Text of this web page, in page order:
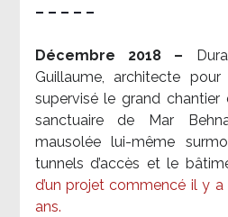
– – – – –
Décembre 2018 –
Guillaume, architecte
supervisé le grand
sanctuaire de Mar
mausolée lui-même
tunnels d’accès et le
d’un projet commencé il y
ans.